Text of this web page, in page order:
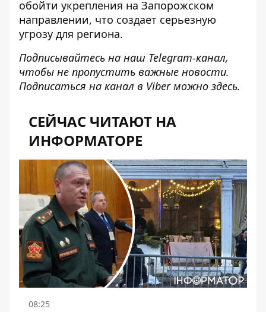
обойти укрепления на Запорожском
направлении, что создает серьезную
угрозу для региона.
Подписывайтесь на наш Telegram-канал,
чтобы не пропустить важные новости.
Подписаться на канал в Viber можно здесь.
СЕЙЧАС ЧИТАЮТ НА
ИНФОРМАТОРЕ
08:25